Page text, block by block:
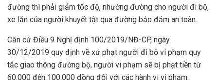
đường thì phải giảm tốc độ, nhường đường cho người đi bộ,
xe lăn của người khuyết tật qua đường bảo đảm an toàn.
Căn cứ Điều 9 Nghị định 100/2019/NĐ-CP, ngày
30/12/2019 quy định về xử phạt người đi bộ vi phạm quy
tắc giao thông đường bộ, người vi phạm sẽ bị phạt tiền từ
60.000 đến 100.000 đồng đối với các hành vi vi phạm: